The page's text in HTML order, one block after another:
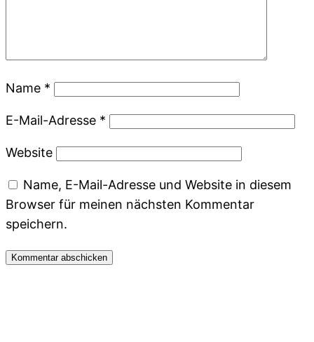
Name *
E-Mail-Adresse *
Website
Name, E-Mail-Adresse und Website in diesem
Browser für meinen nächsten Kommentar
speichern.